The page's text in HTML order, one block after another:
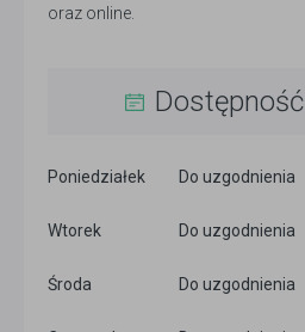
oraz online.
Dostępność
Poniedziałek Do uzgodnienia
Wtorek Do uzgodnienia
Środa Do uzgodnienia